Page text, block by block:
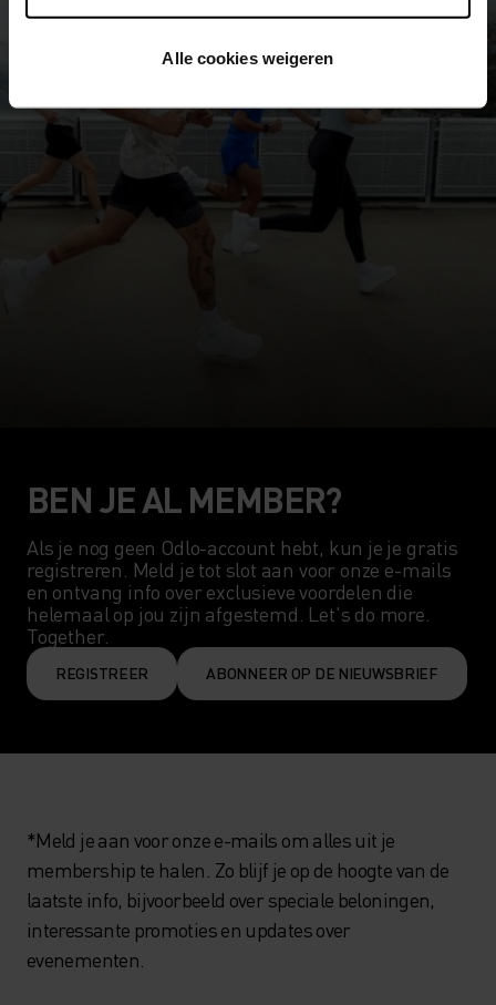
Alle cookies weigeren
BEN JE AL MEMBER?
Als je nog geen Odlo-account hebt, kun je je gratis
registreren. Meld je tot slot aan voor onze e-mails
en ontvang info over exclusieve voordelen die
helemaal op jou zijn afgestemd. Let's do more.
Together.
REGISTREER ABONNEER OP DE NIEUWSBRIEF
*Meld je aan voor onze e-mails om alles uit je
membership te halen. Zo blijf je op de hoogte van de
laatste info, bijvoorbeeld over speciale beloningen,
interessante promoties en updates over
evenementen.